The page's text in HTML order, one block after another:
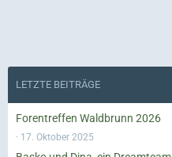
LETZTE BEITRÄGE
Forentreffen Waldbrunn 2026
17. Oktober 2025